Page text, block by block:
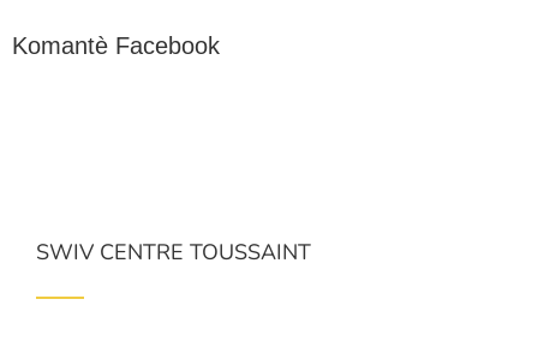
Komantè Facebook
SWIV CENTRE TOUSSAINT